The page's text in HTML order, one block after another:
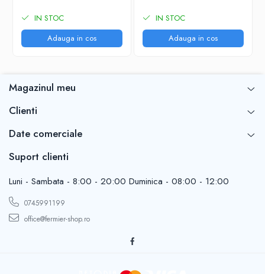
IN STOC
Adauga in cos
IN STOC
Adauga in cos
Magazinul meu
Clienti
Date comerciale
Suport clienti
Luni - Sambata - 8:00 - 20:00 Duminica - 08:00 - 12:00
0745991199
office@fermier-shop.ro